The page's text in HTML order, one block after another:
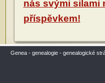
nás svými silami
příspěvkem!
Genea - genealogie - genealogické